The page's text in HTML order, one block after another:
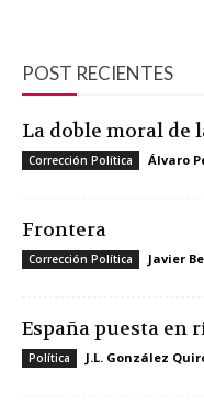
POST RECIENTES
La doble moral de
Corrección Política Álvaro
Frontera
Corrección Política Javier
España puesta en
Política J.L. González